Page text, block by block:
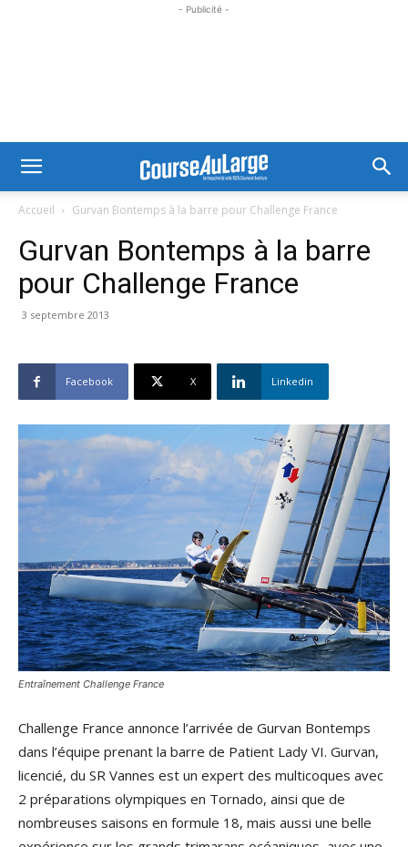
- Publicité -
Accueil Gurvan Bontemps à la barre pour Challenge France
Gurvan Bontemps à la barre
pour Challenge France
3 septembre 2013
Facebook X Linkedin
Entraînement Challenge France
Challenge France annonce l’arrivée de Gurvan Bontemps
dans l’équipe prenant la barre de Patient Lady VI. Gurvan,
licencié, du SR Vannes est un expert des multicoques avec
2 préparations olympiques en Tornado, ainsi que de
nombreuses saisons en formule 18, mais aussi une belle